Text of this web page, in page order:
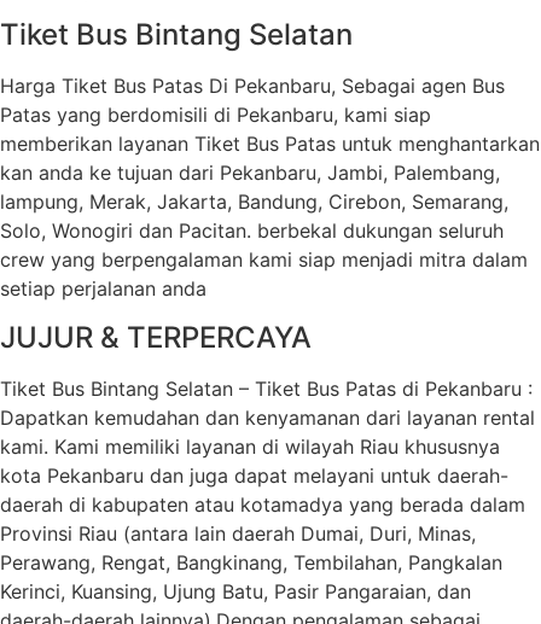
Tiket Bus Bintang Selatan
Harga Tiket Bus Patas Di Pekanbaru, Sebagai agen Bus
Patas yang berdomisili di Pekanbaru, kami siap
memberikan layanan Tiket Bus Patas untuk menghantarkan
kan anda ke tujuan dari Pekanbaru, Jambi, Palembang,
lampung, Merak, Jakarta, Bandung, Cirebon, Semarang,
Solo, Wonogiri dan Pacitan. berbekal dukungan seluruh
crew yang berpengalaman kami siap menjadi mitra dalam
setiap perjalanan anda
JUJUR & TERPERCAYA
Tiket Bus Bintang Selatan – Tiket Bus Patas di Pekanbaru :
Dapatkan kemudahan dan kenyamanan dari layanan rental
kami. Kami memiliki layanan di wilayah Riau khususnya
kota Pekanbaru dan juga dapat melayani untuk daerah-
daerah di kabupaten atau kotamadya yang berada dalam
Provinsi Riau (antara lain daerah Dumai, Duri, Minas,
Perawang, Rengat, Bangkinang, Tembilahan, Pangkalan
Kerinci, Kuansing, Ujung Batu, Pasir Pangaraian, dan